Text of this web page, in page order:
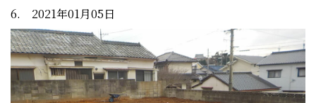
6. 2021年01月05日